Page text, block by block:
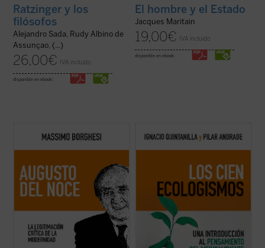
Ratzinger y los
filósofos
Alejandro Sada, Rudy Albino de
Assunçao, (...)
26,00€ IVA incluido
disponible en ebook:
El hombre y el Estado
Jacques Maritain
19,00€ IVA incluido
disponible en ebook:
Este libro pretende recorrer la evolución
del pensamiento filosófico y político de
camino ideal dominado, en los años 1940-
1950, por una intención fundamental: la ...
(ver ficha)
ecologismo, los autores revisan el impacto
posibilidad de una filosofía de la ...
(ver